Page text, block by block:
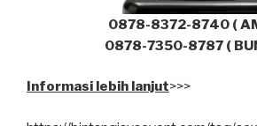
0878-8372-8740 (
0878-7350-8787 (
Informasi lebih lanjut>>>